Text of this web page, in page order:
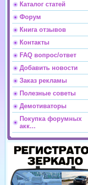
Каталог статей
Форум
Книга отзывов
Контакты
FAQ вопрос/ответ
Добавить новости
Заказ рекламы
Полезные советы
Демотиваторы
Покупка форумных
акк...